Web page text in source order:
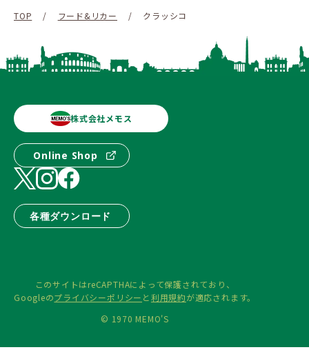
TOP / フード&リカー / クラッシコ
株式会社メモス
Online Shop
各種ダウンロード
このサイトはreCAPTHAによって保護されており、
Googleのプライバシーポリシー と利用規約が適応されます。
© 1970 MEMO'S